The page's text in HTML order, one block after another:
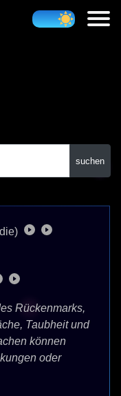
suchen
Rückenmarks,
Taubheit und
können
oder